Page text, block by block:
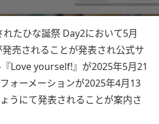
たひな誕祭 Day2において5月
売されることが発表され公式サ
Love yourself!』が2025年5月21
ォーメーションが2025年4月13
うにて発表されることが案内さ